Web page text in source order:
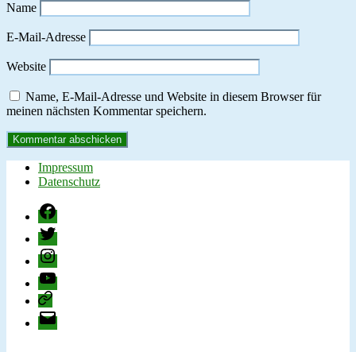
Name
E-Mail-Adresse
Website
Name, E-Mail-Adresse und Website in diesem Browser für
meinen nächsten Kommentar speichern.
Impressum
Datenschutz
Facebook
Twitter
Instagram
YouTube
change.org
E-
Mail